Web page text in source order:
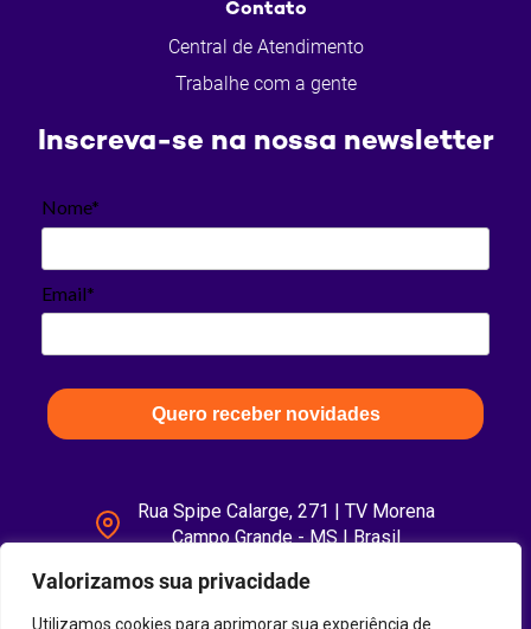
Valorizamos sua privacidade
Utilizamos cookies para aprimorar sua experiência de
Contato
Central de Atendimento
Trabalhe com a gente
Inscreva-se na nossa newsletter
Nome*
Email*
Quero receber novidades
Rua Spipe Calarge, 271 | TV Morena
Campo Grande - MS | Brasil